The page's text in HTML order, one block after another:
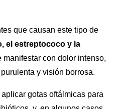
que causan este tipo de
el estreptococo y la
manifestar con dolor intenso,
y visión borrosa.
gotas oftálmicas para